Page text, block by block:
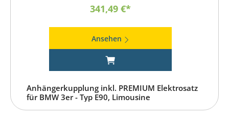
341,49 €*
Ansehen
Anhängerkupplung inkl. PREMIUM Elektrosatz
für BMW 3er - Typ E90, Limousine